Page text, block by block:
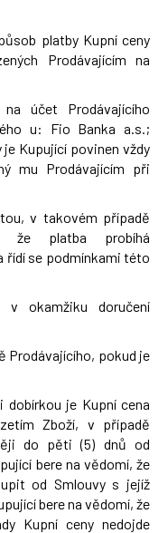
platby Kupní ceny
Prodávajícím na
účet Prodávajícího
u: Fio Banka a.s.;
Kupující povinen vždy
mu Prodávajícím při
v takovém případě
že platba probíhá
řídí se podmínkami této
okamžiku doručení
Prodávajícího, pokud je
je Kupní cena
Zboží, v případě
do pěti (5) dnů od
bere na vědomí, že
od Smlouvy s jejíž
bere na vědomí, že
Kupní ceny nedojde